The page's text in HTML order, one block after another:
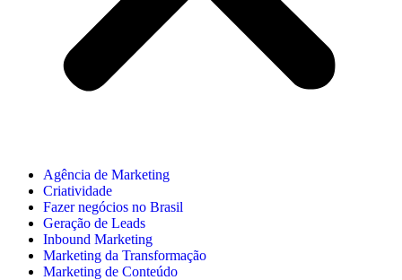
Agência de Marketing
Criatividade
Fazer negócios no Brasil
Geração de Leads
Inbound Marketing
Marketing da Transformação
Marketing de Conteúdo